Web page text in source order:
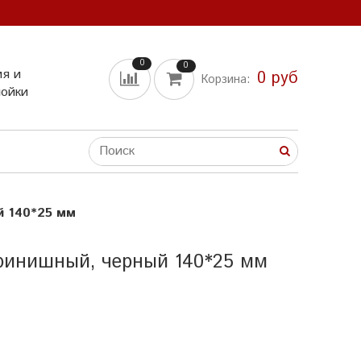
и
0 0
Корзина: 0 руб
140*25 мм
черный 140*25 мм